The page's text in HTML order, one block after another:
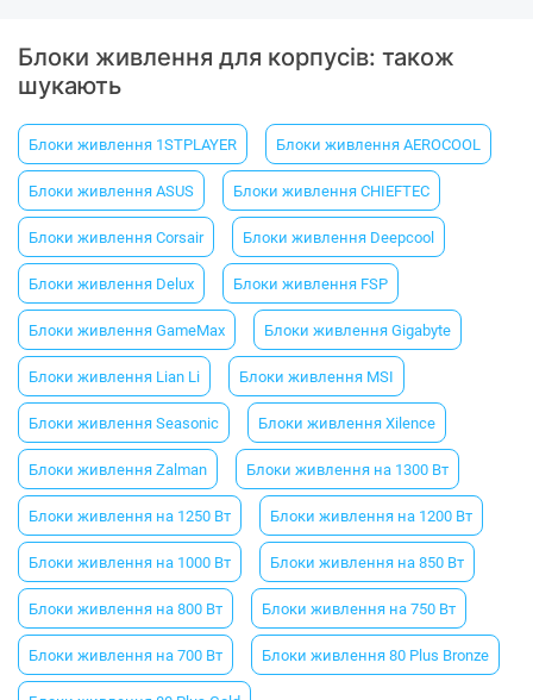
Блоки живлення для корпусів: також
шукають
Блоки живлення 1STPLAYER Блоки живлення AEROCOOL
Блоки живлення ASUS Блоки живлення CHIEFTEC
Блоки живлення Corsair Блоки живлення Deepcool
Блоки живлення Delux Блоки живлення FSP
Блоки живлення GameMax Блоки живлення Gigabyte
Блоки живлення Lian Li Блоки живлення MSI
Блоки живлення Seasonic Блоки живлення Xilence
Блоки живлення Zalman Блоки живлення на 1300 Вт
Блоки живлення на 1250 Вт Блоки живлення на 1200 Вт
Блоки живлення на 1000 Вт Блоки живлення на 850 Вт
Блоки живлення на 800 Вт Блоки живлення на 750 Вт
Блоки живлення на 700 Вт Блоки живлення 80 Plus Bronze